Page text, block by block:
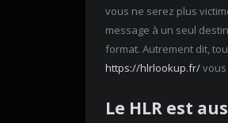
vous ne serez plus
message à un seul
format. Autrement dit,
https://hlrlookup.fr/vous
Le HLR est